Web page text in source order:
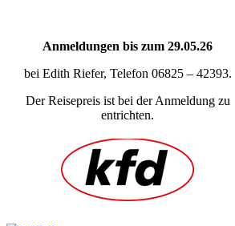
Anmeldungen bis zum 29.05.26
bei Edith Riefer, Telefon 06825 – 42393.
Der Reisepreis ist bei der Anmeldung zu
entrichten.